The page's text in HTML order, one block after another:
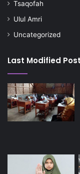
Tsaqofah
Ulul Amri
Uncategorized
Last Modified